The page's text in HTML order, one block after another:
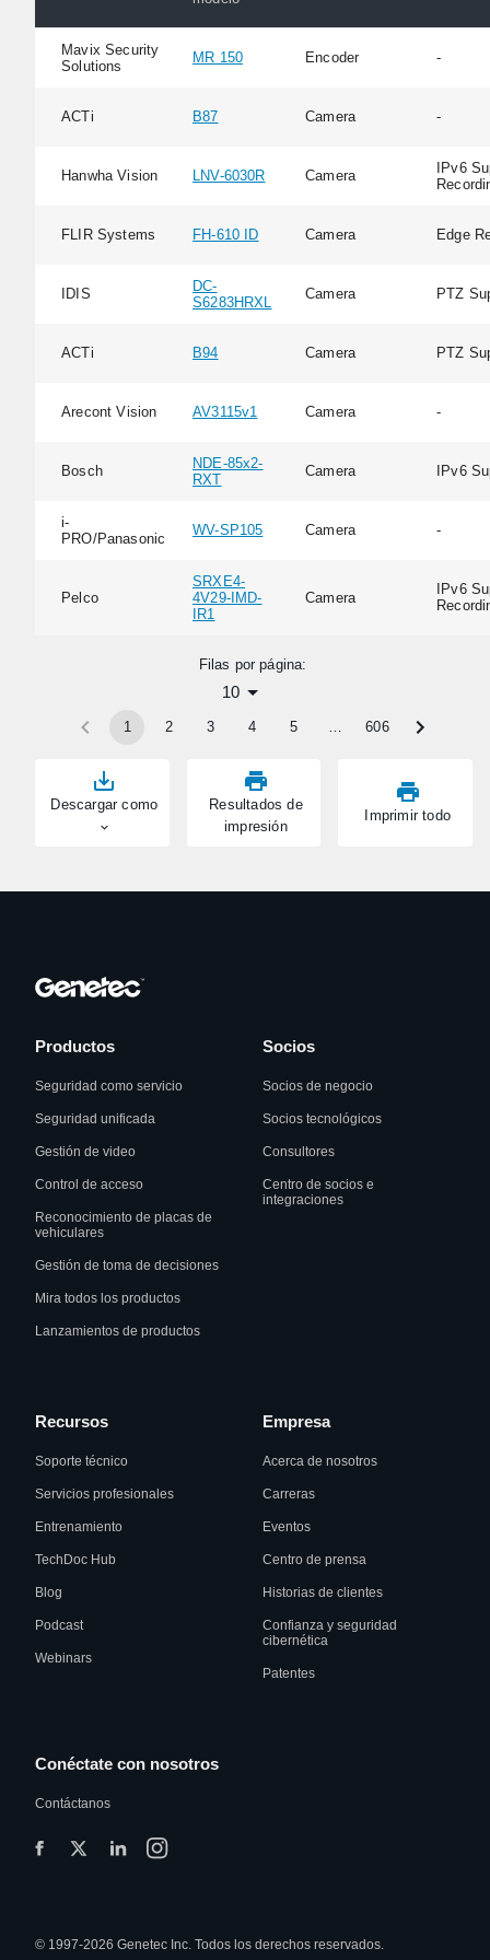
Descargar como
Resultados de
impresión
Imprimir todo
Mavix Security
Solutions
MR 150 Encoder -
ACTi B87 Camera -
Hanwha Vision LNV-6030R Camera
IPv6
FLIR Systems FH-610 ID Camera Edge
IDIS
DC-
S6283HRXL
Camera PTZ
ACTi B94 Camera PTZ
Arecont Vision AV3115v1 Camera -
Bosch
NDE-85x2-
RXT
Camera IPv6
i-
PRO/Panasonic
WV-SP105 Camera -
Pelco
SRXE4-
4V29-IMD-
IR1
Camera
IPv6
Filas por página:
10
1 2 3 4 5 … 606
Productos
Seguridad como servicio
Seguridad unificada
Gestión de video
Control de acceso
Reconocimiento de placas de
vehiculares
Gestión de toma de decisiones
Mira todos los productos
Lanzamientos de productos
Socios
Socios de negocio
Socios tecnológicos
Consultores
Centro de socios e
integraciones
Recursos
Soporte técnico
Servicios profesionales
Entrenamiento
TechDoc Hub
Blog
Podcast
Webinars
Empresa
Acerca de nosotros
Carreras
Eventos
Centro de prensa
Historias de clientes
Confianza y seguridad
cibernética
Patentes
Conéctate con nosotros
Contáctanos
© 1997-2026 Genetec Inc. Todos los derechos reservados.